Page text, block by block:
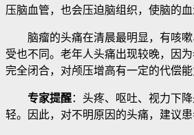
压脑血管，也会压迫脑组织，使脑的
脑瘤的头痛在清晨最明显，有咳嗽
受也不同。老年人头痛出现较晚，因
完全闭合，对颅压增高有一定的代偿
专家提醒：头疼、呕吐、视力下
轻。因此，对不明原因的头痛，建议